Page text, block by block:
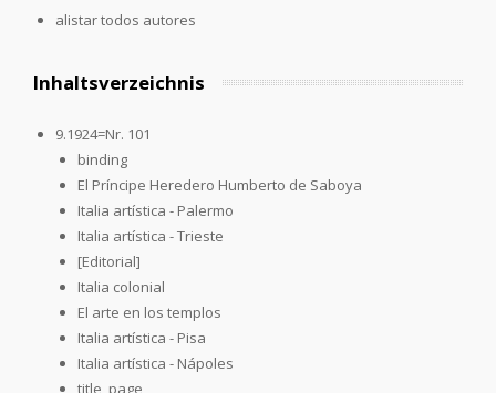
alistar todos autores
Inhaltsverzeichnis
9.1924=Nr. 101
binding
El Príncipe Heredero Humberto de Saboya
Italia artística - Palermo
Italia artística - Trieste
[Editorial]
Italia colonial
El arte en los templos
Italia artística - Pisa
Italia artística - Nápoles
title_page